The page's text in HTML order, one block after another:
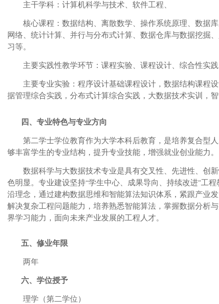
主干学科：计算机科学与技术、软件工程、
核心课程：数据结构、离散数学、操作系统原理、数据
网络、统计计算、并行与分布式计算、数据仓库与数据挖掘
习等。
主要实践性教学环节：课程实验、课程设计、综合性实
主要专业实验：程序设计基础课程设计，数据结构课程
据管理综合实践，分布式计算综合实践，大数据技术实训，
四、专业特色与专业方向
第二学士学位教育作为大学本科后教育，是培养复合型
够丰富学生的专业结构，提升专业技能，增强就业创业能力。
数据科学与大数据技术专业是具有交叉性、先进性、创
色明显。专业建设坚持“学生中心、成果导向、持续改进”工程
沿理念，通过建构数据思维和智能算法知识体系，紧跟产业
解决复杂工程问题能力，培养熟悉智能算法，掌握数据分析
界学习能力，面向未来产业发展的工程人才。
五、修业年限
两年
六、学位授予
理学（第二学位）